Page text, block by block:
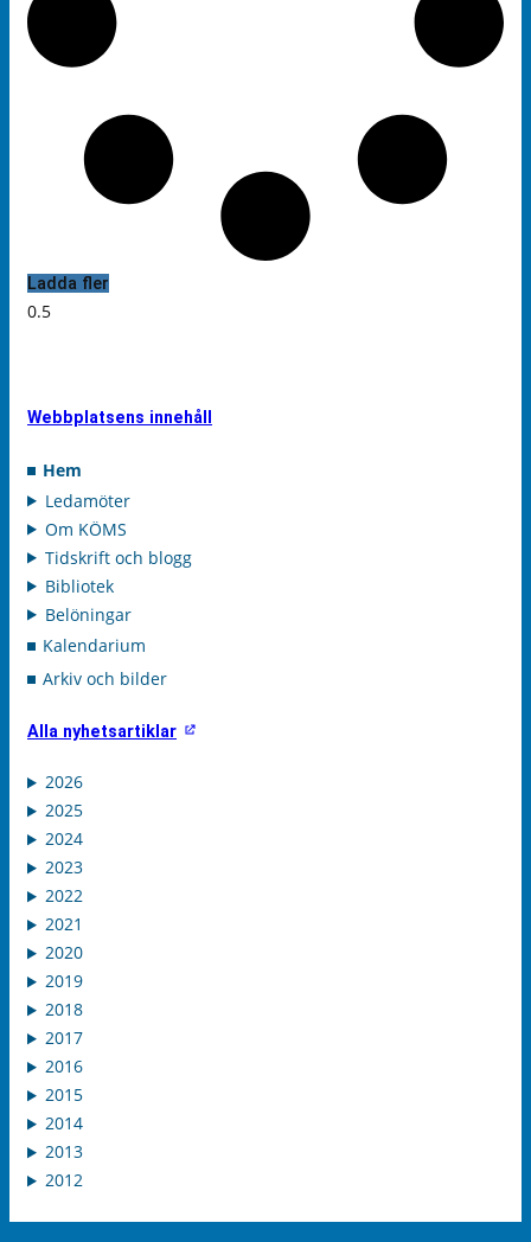
Ladda fler
Webbplatsens innehåll
Hem
Ledamöter
Om KÖMS
Tidskrift och blogg
Bibliotek
Belöningar
Kalendarium
Arkiv och bilder
Alla nyhetsartiklar
2026
2025
2024
2023
2022
2021
2020
2019
2018
2017
2016
2015
2014
2013
2012